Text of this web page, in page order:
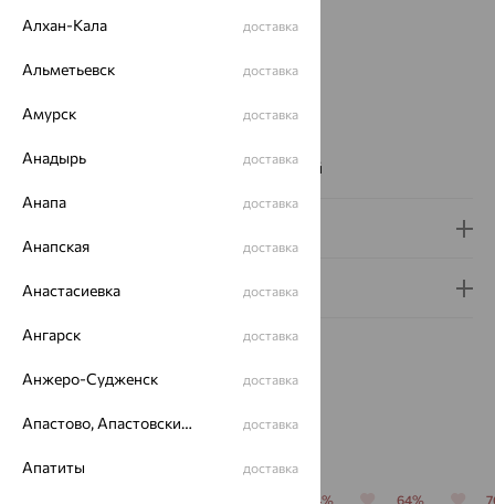
Вставка:Фианит
Цвет вставки:
Наименование цвета вставки:
Бесцветный
Гарантия и возврат
Похожие изделия
64% 64%
Алхан-Кала доставка
Альметьевск доставка
Амурск доставка
Анадырь доставка
Анапа доставка
Анапская доставка
Анастасиевка доставка
Ангарск доставка
Анжеро-Судженск доставка
Апастово, Апастовский район доставка
Апатиты доставка